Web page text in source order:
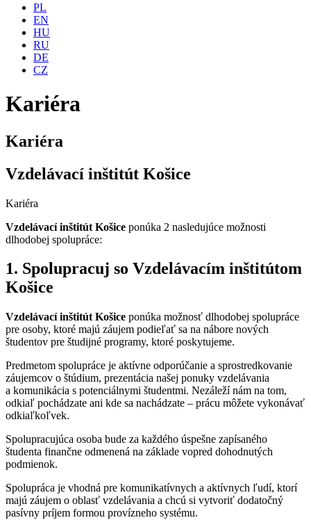
PL
EN
HU
RU
DE
CZ
Kariéra
Kariéra
Vzdelávací inštitút Košice
Kariéra
Vzdelávací inštitút Košice ponúka 2 nasledujúce možnosti
dlhodobej spolupráce:
1. Spolupracuj so Vzdelávacím inštitútom
Košice
Vzdelávací inštitút Košice ponúka možnosť dlhodobej spolupráce
pre osoby, ktoré majú záujem podieľať sa na nábore nových
študentov pre študijné programy, ktoré poskytujeme.
Predmetom spolupráce je aktívne odporúčanie a sprostredkovanie
záujemcov o štúdium, prezentácia našej ponuky vzdelávania
a komunikácia s potenciálnymi študentmi. Nezáleží nám na tom,
odkiaľ pochádzate ani kde sa nachádzate – prácu môžete vykonávať
odkiaľkoľvek.
Spolupracujúca osoba bude za každého úspešne zapísaného
študenta finančne odmenená na základe vopred dohodnutých
podmienok.
Spolupráca je vhodná pre komunikatívnych a aktívnych ľudí, ktorí
majú záujem o oblasť vzdelávania a chcú si vytvoriť dodatočný
pasívny príjem formou provízneho systému.